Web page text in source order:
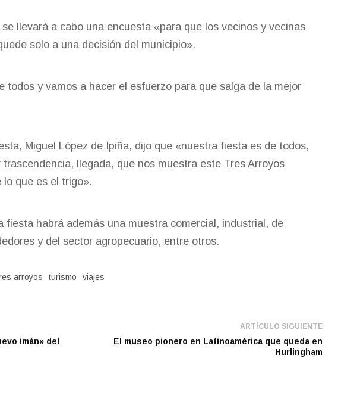
llevará a cabo una encuesta «para que los vecinos y vecinas
solo a una decisión del municipio».
todos y vamos a hacer el esfuerzo para que salga de la mejor
Miguel López de Ipiña, dijo que «nuestra fiesta es de todos,
llegada, que nos muestra este Tres Arroyos
lo que es el trigo».
fiesta habrá además una muestra comercial, industrial, de
y del sector agropecuario, entre otros.
arroyos turismo viajes
imán» del
ARTÍCULO SIGUIENTE
El museo pionero en Latinoamérica que queda en
Hurlingham